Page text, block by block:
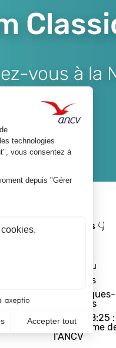
vous à la
A propos 👇
Le réseau
Les actus
Les Chèques-
Vacances
Départ 18:25
programme
l'ANCV